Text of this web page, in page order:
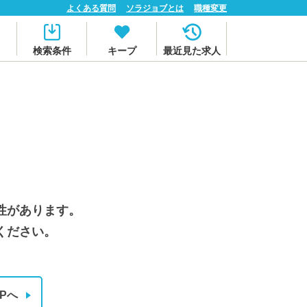
よくある質問 ソラジョブとは 職種変更
検索条件 キープ 最近見た求人
あります。
さい。
へ